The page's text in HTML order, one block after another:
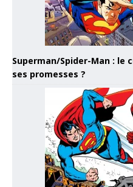
Superman/Spider-Man :
ses promesses ?